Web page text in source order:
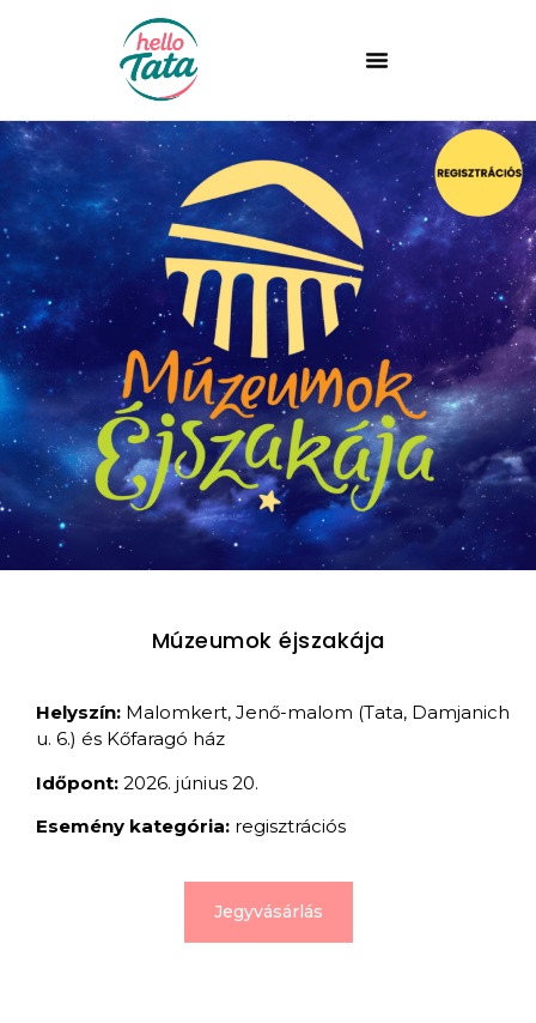
Múzeumok éjszakája
Helyszín: Malomkert, Jenő-malom (Tata, Damjanich
u. 6.) és Kőfaragó ház
Időpont: 2026. június 20.
Esemény kategória: regisztrációs
Jegyvásárlás